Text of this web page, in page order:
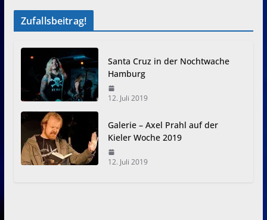
Zufallsbeitrag!
Santa Cruz in der Nochtwache
Hamburg
12. Juli 2019
Galerie – Axel Prahl auf der
Kieler Woche 2019
12. Juli 2019